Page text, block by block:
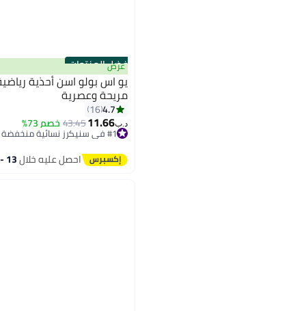
أفضل المنتجات
عرض
يو اس بولو اسن أحذية
مريحة وعصرية
4.7
16
د.ب‏11.66
43.45خصم 73% #1 في سنيكرز نسائية منخفضة
تم بيع +60 مؤخرًا
#1 في سنيكرز نسائية منخفضة احصل عليه خلال13 - 14 اغسطس